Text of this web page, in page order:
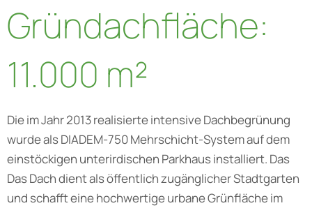
Gründachfläche:
11.000 m²
Die im Jahr 2013 realisierte intensive Dachbegrünung
wurde als DIADEM-750 Mehrschicht-System auf dem
einstöckigen unterirdischen Parkhaus installiert. Das
Das Dach dient als öffentlich zugänglicher Stadtgarten
und schafft eine hochwertige urbane Grünfläche im